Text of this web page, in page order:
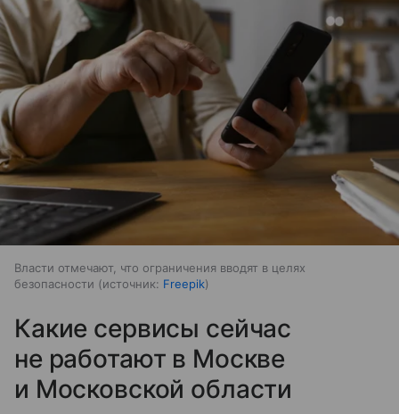
Власти отмечают, что ограничения вводят в целях
безопасности
источник: Freepik
Какие сервисы сейчас
не работают в Москве
и Московской области